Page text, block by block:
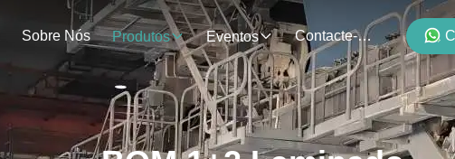
Sobre Nós Produtos Eventos Contacte-Nos